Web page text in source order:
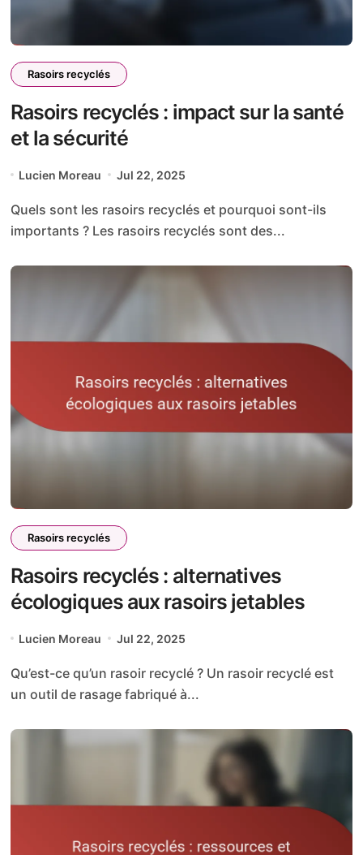
Rasoirs recyclés
Rasoirs recyclés : impact sur la santé
et la sécurité
Lucien Moreau Jul 22, 2025
Quels sont les rasoirs recyclés et pourquoi sont-ils
importants ? Les rasoirs recyclés sont des...
Rasoirs recyclés
Rasoirs recyclés : alternatives
écologiques aux rasoirs jetables
Lucien Moreau Jul 22, 2025
Qu’est-ce qu’un rasoir recyclé ? Un rasoir recyclé est
un outil de rasage fabriqué à...